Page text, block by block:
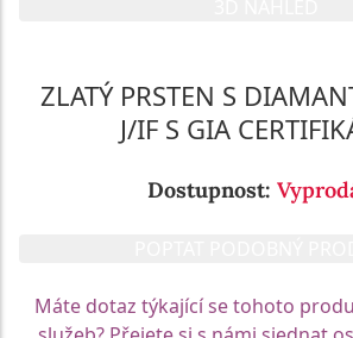
ZLATÝ PRSTEN S
J/IF S GIA
Dostupnost:
Máte dotaz týkající se tohoto